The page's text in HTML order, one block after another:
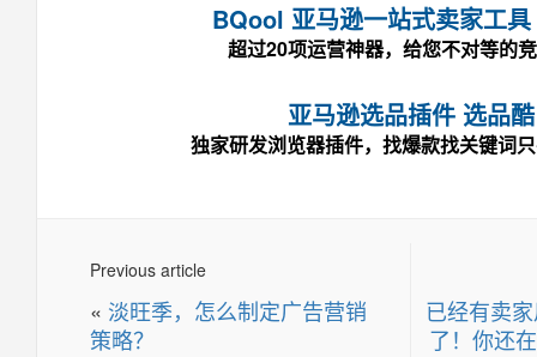
BQool 亚马逊一站式卖家工
超过20项运营神器，给您不对等的
亚马逊选品插件 选品酷
独家研发浏览器插件，找爆款找关键词
已经有卖
了！你还
Previous article
« 淡旺季，怎么制定广告营销
策略？